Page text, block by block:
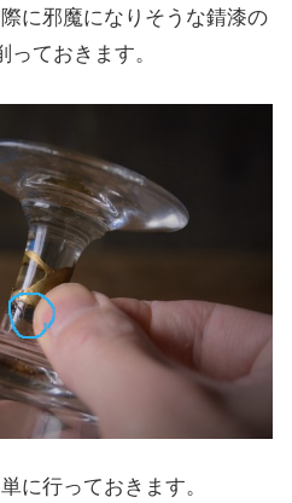
に邪魔になりそうな錆漆の
っておきます。
に行っておきます。